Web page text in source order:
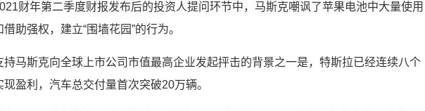
财年第二季度财报发布后的投资人提问环节中，马斯克嘲讽了苹果电池中大量使用
助强权，建立“围墙花园”的行为。
持马斯克向全球上市公司市值最高企业发起抨击的背景之一是，特斯拉已经连续八个
现盈利，汽车总交付量首次突破20万辆。